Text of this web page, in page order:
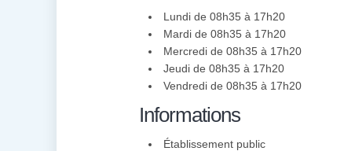
Lundi de 08h35 à 17h20
Mardi de 08h35 à 17h20
Mercredi de 08h35 à 17h20
Jeudi de 08h35 à 17h20
Vendredi de 08h35 à 17h20
Informations
Établissement public